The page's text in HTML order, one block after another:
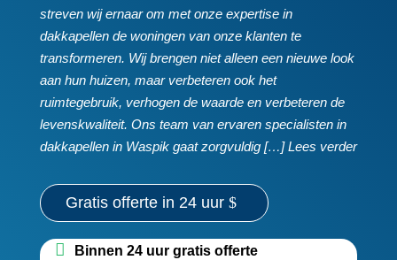
streven wij ernaar om met onze expertise in
dakkapellen de woningen van onze klanten te
transformeren.​ Wij brengen niet alleen een nieuwe look
aan hun huizen, maar verbeteren ook het
ruimtegebruik, verhogen de waarde en verbeteren de
levenskwaliteit.​ Ons team van ervaren specialisten in
dakkapellen in Waspik gaat zorgvuldig […] Lees verder
Gratis offerte in 24 uur
Binnen 24 uur gratis offerte